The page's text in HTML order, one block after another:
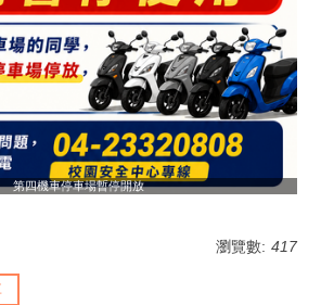
第四機車停車場暫停開放
瀏覽數: 417